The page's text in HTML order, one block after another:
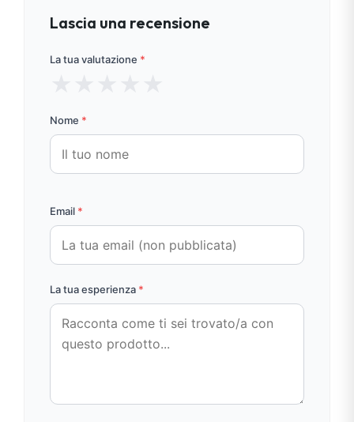
Lascia una recensione
La tua valutazione *
Nome *
Email *
La tua esperienza *